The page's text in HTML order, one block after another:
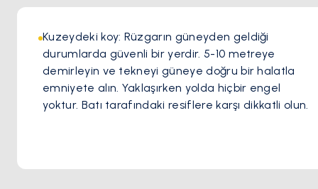
Kuzeydeki koy: Rüzgarın güneyden geldiği
durumlarda güvenli bir yerdir. 5-10 metreye
demirleyin ve tekneyi güneye doğru bir halatla
emniyete alın. Yaklaşırken yolda hiçbir engel
yoktur. Batı tarafındaki resiflere karşı dikkatli olun.